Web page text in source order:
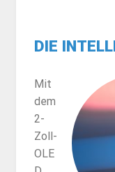
DIE
Mit
dem
2-
Zoll-
OLE